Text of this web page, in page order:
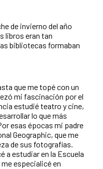
de invierno del año
libros eran tan
bibliotecas formaban
que me topé con un
mi fascinación por el
estudié teatro y cine,
lo que más
esas épocas mi padre
Geographic, que me
de sus fotografías.
a estudiar en la Escuela
especialicé en